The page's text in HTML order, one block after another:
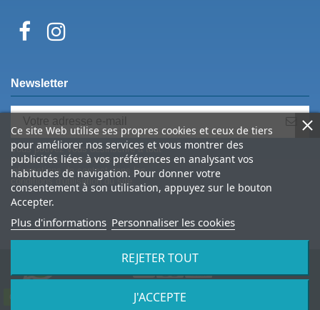
Ce site Web utilise ses propres cookies et ceux de tiers
pour améliorer nos services et vous montrer des
publicités liées à vos préférences en analysant vos
habitudes de navigation. Pour donner votre
consentement à son utilisation, appuyez sur le bouton
Accepter.
Plus d'informations Personnaliser les cookies
REJETER TOUT
J'ACCEPTE
Contactez-nous
Newsletter
Vous pouvez vous désinscrire à tout
moment. Vous trouverez pour cela nos
informations de contact dans les
conditions d'utilisation du site.
© 2026 Spine Archery – tous droits réservés